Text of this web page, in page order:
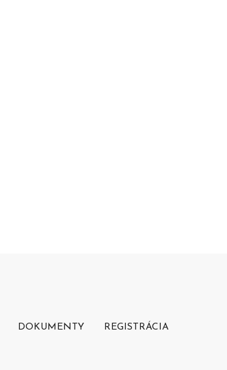
DOKUMENTY REGISTRÁCIA